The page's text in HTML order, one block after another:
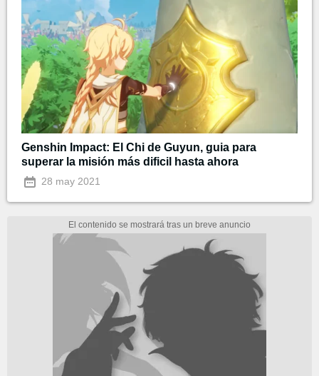
Genshin Impact: El Chi de Guyun, guia para
superar la misión más dificil hasta ahora
28 may 2021